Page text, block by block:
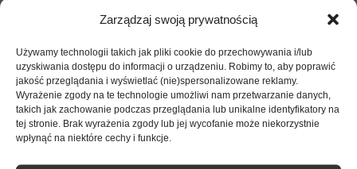
Zarządzaj swoją prywatnością
Używamy technologii takich jak pliki cookie do przechowywania i/lub
uzyskiwania dostępu do informacji o urządzeniu. Robimy to, aby poprawić
jakość przeglądania i wyświetlać (nie)spersonalizowane reklamy.
Wyrażenie zgody na te technologie umożliwi nam przetwarzanie danych,
takich jak zachowanie podczas przeglądania lub unikalne identyfikatory na
tej stronie. Brak wyrażenia zgody lub jej wycofanie może niekorzystnie
wpłynąć na niektóre cechy i funkcje.
zapomnianym”
Przy wyborze polisy warto zwrócić uwagę
na kilka istotnych aspektów technicznych.
Jednym z nich jest tzw. pre-existing, czyli
wyłączenie z ochrony chorób